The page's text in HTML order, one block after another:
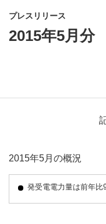
プレスリリース
2015年5月分
2015年5月の概況
発受電電力量は前年比